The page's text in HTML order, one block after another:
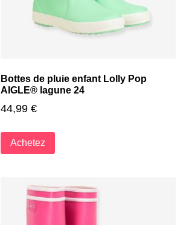
Bottes de pluie enfant Lolly Pop
AIGLE® lagune 24
44,99 €
Achetez